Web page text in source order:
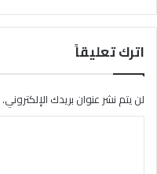
اترك تعليقاً
لن يتم نشر عنوان بريدك الإلكتروني.